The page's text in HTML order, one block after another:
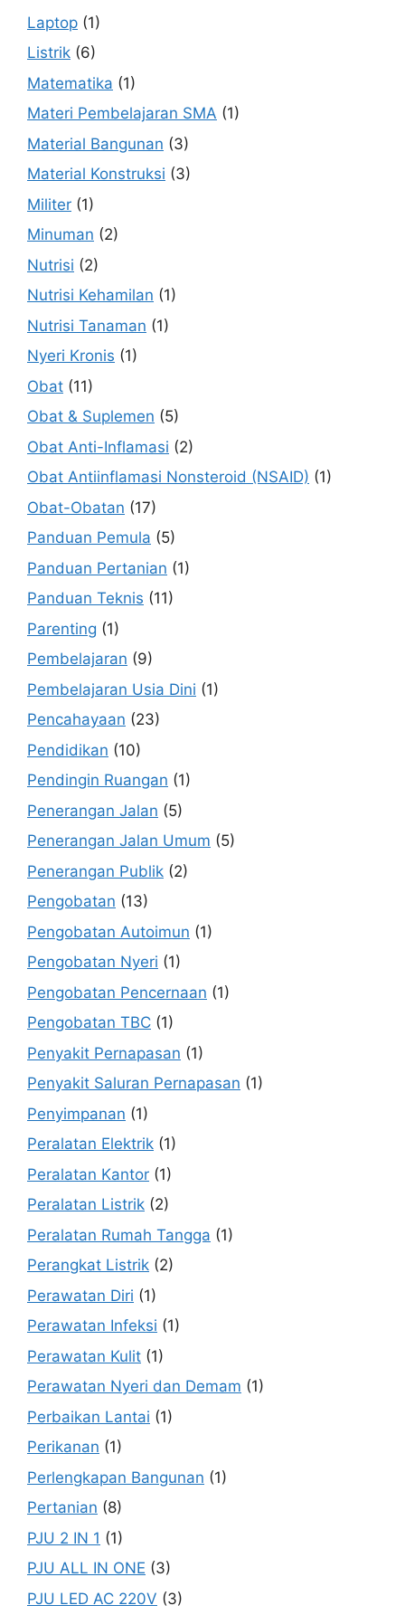
Laptop (1)
Listrik (6)
Matematika (1)
Materi Pembelajaran SMA (1)
Material Bangunan (3)
Material Konstruksi (3)
Militer (1)
Minuman (2)
Nutrisi (2)
Nutrisi Kehamilan (1)
Nutrisi Tanaman (1)
Nyeri Kronis (1)
Obat (11)
Obat & Suplemen (5)
Obat Anti-Inflamasi (2)
Obat Antiinflamasi Nonsteroid (NSAID) (1)
Obat-Obatan (17)
Panduan Pemula (5)
Panduan Pertanian (1)
Panduan Teknis (11)
Parenting (1)
Pembelajaran (9)
Pembelajaran Usia Dini (1)
Pencahayaan (23)
Pendidikan (10)
Pendingin Ruangan (1)
Penerangan Jalan (5)
Penerangan Jalan Umum (5)
Penerangan Publik (2)
Pengobatan (13)
Pengobatan Autoimun (1)
Pengobatan Nyeri (1)
Pengobatan Pencernaan (1)
Pengobatan TBC (1)
Penyakit Pernapasan (1)
Penyakit Saluran Pernapasan (1)
Penyimpanan (1)
Peralatan Elektrik (1)
Peralatan Kantor (1)
Peralatan Listrik (2)
Peralatan Rumah Tangga (1)
Perangkat Listrik (2)
Perawatan Diri (1)
Perawatan Infeksi (1)
Perawatan Kulit (1)
Perawatan Nyeri dan Demam (1)
Perbaikan Lantai (1)
Perikanan (1)
Perlengkapan Bangunan (1)
Pertanian (8)
PJU 2 IN 1 (1)
PJU ALL IN ONE (3)
PJU LED AC 220V (3)